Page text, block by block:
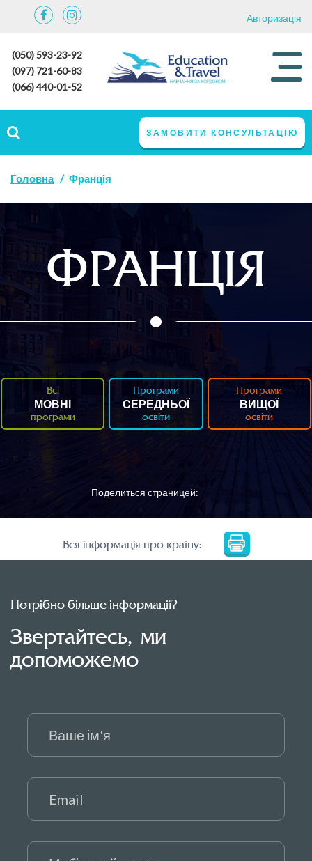
Авторизація
(050) 593-23-92
(097) 721-60-83
(066) 440-01-52
ЗАМОВИТИ КОНСУЛЬТАЦІЮ
Головна Франція
ФРАНЦІЯ
Всі
МОВНІ
програми
Програми
СЕРЕДНЬОЇ
освіти
Програми
ВИЩОЇ
освіти
Поделиться страницей:
Вся інформація про країну:
Потрібно більше інформації?
Звертайтесь, ми
допоможемо